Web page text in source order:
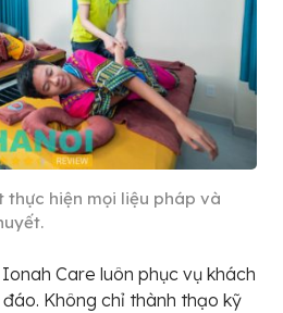
thực hiện mọi liệu pháp và
Care luôn phục vụ khách
Không chỉ thành thạo kỹ